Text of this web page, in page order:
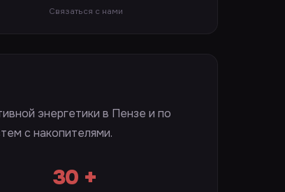
Связаться с нами
энергетики в Пензе и по
с накопителями.
30 +